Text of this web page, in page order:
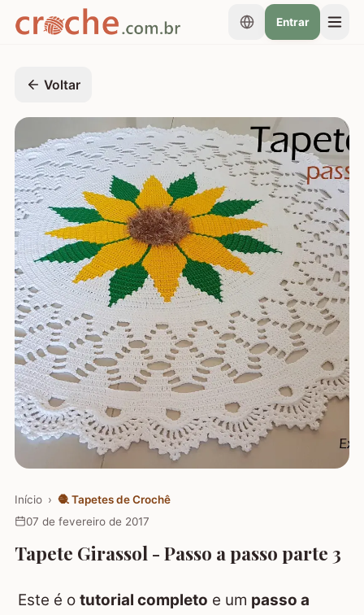
Entrar
Voltar
Início › 🧶 Tapetes de Crochê
07 de fevereiro de 2017
Tapete Girassol - Passo a passo parte 3
Este é o tutorial completo e um passo a